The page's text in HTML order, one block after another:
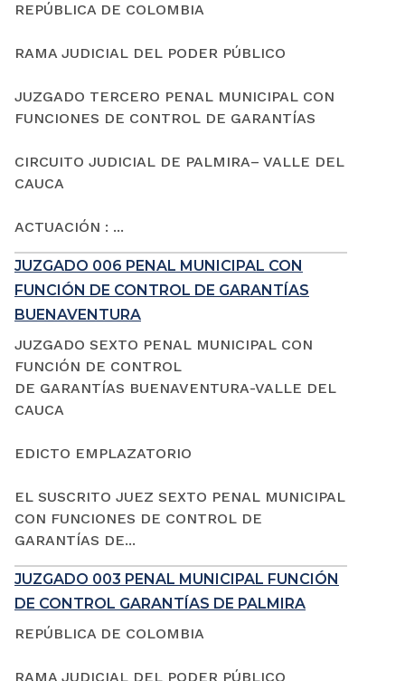
REPÚBLICA DE COLOMBIA
RAMA JUDICIAL DEL PODER PÚBLICO
JUZGADO TERCERO PENAL MUNICIPAL CON
FUNCIONES DE CONTROL DE GARANTÍAS
CIRCUITO JUDICIAL DE PALMIRA– VALLE DEL
CAUCA
ACTUACIÓN : ...
JUZGADO 006 PENAL MUNICIPAL CON
FUNCIÓN DE CONTROL DE GARANTÍAS
BUENAVENTURA
JUZGADO SEXTO PENAL MUNICIPAL CON
FUNCIÓN DE CONTROL
DE GARANTÍAS BUENAVENTURA-VALLE DEL
CAUCA
EDICTO EMPLAZATORIO
EL SUSCRITO JUEZ SEXTO PENAL MUNICIPAL
CON FUNCIONES DE CONTROL DE
GARANTÍAS DE...
JUZGADO 003 PENAL MUNICIPAL FUNCIÓN
DE CONTROL GARANTÍAS DE PALMIRA
REPÚBLICA DE COLOMBIA
RAMA JUDICIAL DEL PODER PÚBLICO